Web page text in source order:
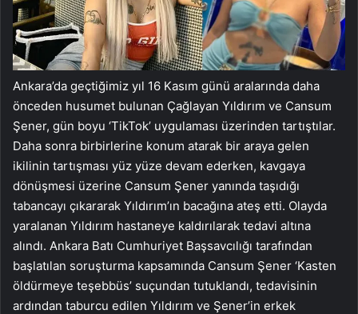
Ankara’da geçtiğimiz yıl 16 Kasım günü aralarında daha
önceden husumet bulunan Çağlayan Yıldırım ve Cansum
Şener, gün boyu ‘TikTok’ uygulaması üzerinden tartıştılar.
Daha sonra birbirlerine konum atarak bir araya gelen
ikilinin tartışması yüz yüze devam ederken, kavgaya
dönüşmesi üzerine Cansum Şener yanında taşıdığı
tabancayı çıkararak Yıldırım’ın bacağına ateş etti. Olayda
yaralanan Yıldırım hastaneye kaldırılarak tedavi altına
alındı. Ankara Batı Cumhuriyet Başsavcılığı tarafından
başlatılan soruşturma kapsamında Cansum Şener ‘Kasten
öldürmeye teşebbüs’ suçundan tutuklandı, tedavisinin
ardından taburcu edilen Yıldırım ve Şener’in erkek